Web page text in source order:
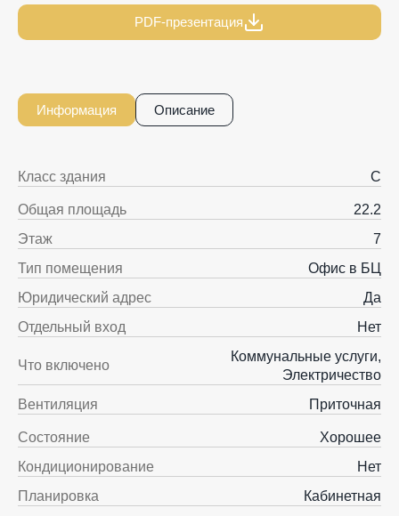
PDF-презентация
Информация Описание
Класс здания C
Общая площадь
22.2
Этаж
7
Тип помещения
Офис в БЦ
Юридический адрес
Да
Отдельный вход
Нет
Что включено
Коммунальные услуги,
Электричество
Вентиляция
Приточная
Состояние
Хорошее
Кондиционирование
Нет
Планировка
Кабинетная